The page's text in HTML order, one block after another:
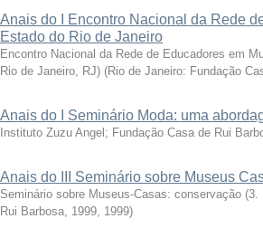
Anais do I Encontro Nacional da Rede
Estado do Rio de Janeiro
Encontro Nacional da Rede de Educadores em
Rio de Janeiro, RJ) (Rio de Janeiro: Fundação
Anais do I Seminário Moda: uma
Instituto Zuzu Angel; Fundação Casa de Rui
Anais do III Seminário sobre Museus
Seminário sobre Museus-Casas: conservação
Rui Barbosa, 1999, 1999)